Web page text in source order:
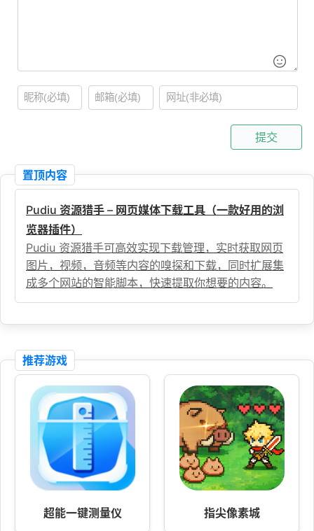
提交
置顶内容
Pudiu 资源猎手 – 网页媒体下载工具（一款好用的浏
览器插件）
Pudiu 资源猎手可高效实现下载管理，实时获取网页
图片，视频，音频等内容的嗅探和下载，同时扩展集
成多个网站的智能脚本，快速提取你想要的内容。
推荐游戏
超能一键测量仪 指尖像素城